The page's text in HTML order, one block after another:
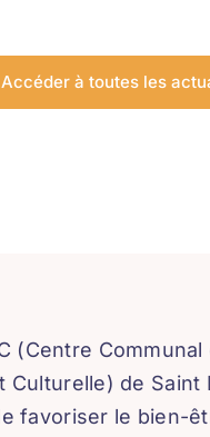
Accéder à toutes les
(Centre Communal
Culturelle) de Saint
favoriser le bien-